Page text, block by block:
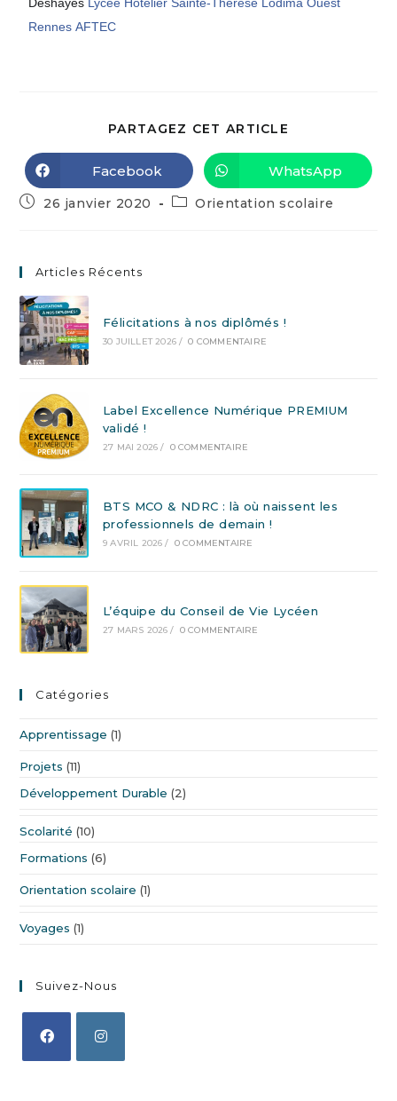
Deshayes Lycée Hôtelier Sainte-Thérèse Lodima Ouest
Rennes AFTEC
PARTAGEZ CET ARTICLE
Facebook WhatsApp
26 janvier 2020 Orientation scolaire
Articles Récents
Félicitations à nos diplômés !
30 JUILLET 2026 / 0 COMMENTAIRE
Label Excellence Numérique PREMIUM
validé !
27 MAI 2026 / 0 COMMENTAIRE
BTS MCO & NDRC : là où naissent les
professionnels de demain !
9 AVRIL 2026 / 0 COMMENTAIRE
L’équipe du Conseil de Vie Lycéen
27 MARS 2026 / 0 COMMENTAIRE
Catégories
Apprentissage (1)
Projets (11)
Développement Durable (2)
Scolarité (10)
Formations (6)
Orientation scolaire (1)
Voyages (1)
Suivez-Nous